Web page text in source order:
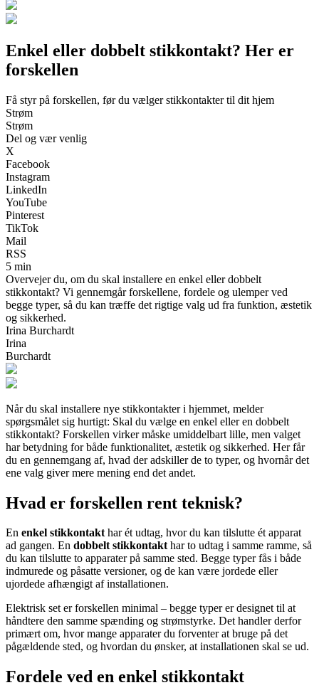
Enkel eller dobbelt stikkontakt? Her er
forskellen
Få styr på forskellen, før du vælger stikkontakter til dit hjem
Strøm
Strøm
Del og vær venlig
X
Facebook
Instagram
LinkedIn
YouTube
Pinterest
TikTok
Mail
RSS
5 min
Overvejer du, om du skal installere en enkel eller dobbelt
stikkontakt? Vi gennemgår forskellene, fordele og ulemper ved
begge typer, så du kan træffe det rigtige valg ud fra funktion, æstetik
og sikkerhed.
Irina Burchardt
Irina
Burchardt
Når du skal installere nye stikkontakter i hjemmet, melder
spørgsmålet sig hurtigt: Skal du vælge en enkel eller en dobbelt
stikkontakt? Forskellen virker måske umiddelbart lille, men valget
har betydning for både funktionalitet, æstetik og sikkerhed. Her får
du en gennemgang af, hvad der adskiller de to typer, og hvornår det
ene valg giver mere mening end det andet.
Hvad er forskellen rent teknisk?
En enkel stikkontakthar ét udtag, hvor du kan tilslutte ét apparat
ad gangen. En dobbelt stikkontakthar to udtag i samme ramme, så
du kan tilslutte to apparater på samme sted. Begge typer fås i både
indmurede og påsatte versioner, og de kan være jordede eller
ujordede afhængigt af installationen.
Elektrisk set er forskellen minimal – begge typer er designet til at
håndtere den samme spænding og strømstyrke. Det handler derfor
primært om, hvor mange apparater du forventer at bruge på det
pågældende sted, og hvordan du ønsker, at installationen skal se ud.
Fordele ved en enkel stikkontakt